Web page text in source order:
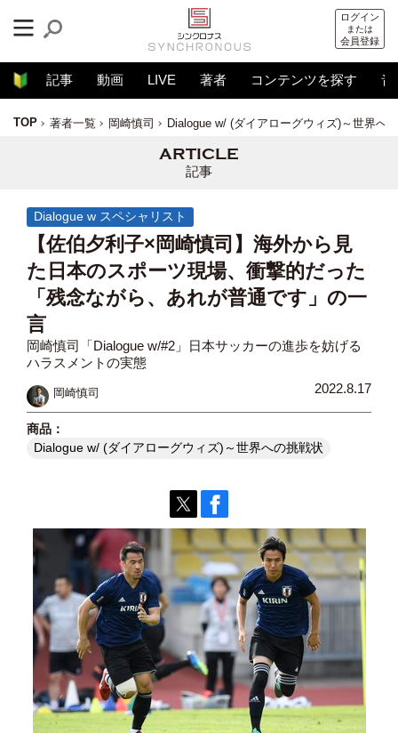
ログイン
または
会員登録
記事 動画 LIVE 著者 コンテンツを探す 音
TOP 著者一覧 岡崎慎司 Dialogue w/ (ダイアローグウィズ)～世界へ
記事
Dialogue w スペシャリスト
【佐伯夕利子×岡崎慎司】海外から見
た日本のスポーツ現場、衝撃的だった
「残念ながら、あれが普通です」の一
言
岡崎慎司「Dialogue w/#2」日本サッカーの進歩を妨げる
ハラスメントの実態
岡崎慎司 2022.8.17
Dialogue w/ (ダイアローグウィズ)～世界への挑戦状